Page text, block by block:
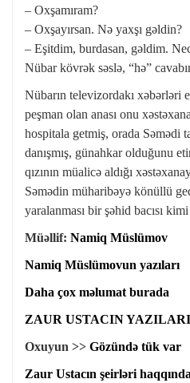
– Oxşamıram?
– Oxşayırsan. Nə yaxşı gəldin?
– Eşitdim, burdasan, gəldim.
Nübar kövrək səslə, “hə”
Nübarın televizordakı xəbərləri
peşman olan anası onu
hospitala getmiş, orada Səmədi
danışmış, günahkar olduğunu
qızının müalicə aldığı
Səmədin müharibəyə könüllü
yaralanması bir şəhid bacısı
Müəllif: Namiq Müslümov
Namiq Müslümovun yazıları
Daha çox məlumat burada
ZAUR USTACIN YAZILARI
Oxuyun >> Gözündə tük var
Zaur Ustacın şeirləri haqqında